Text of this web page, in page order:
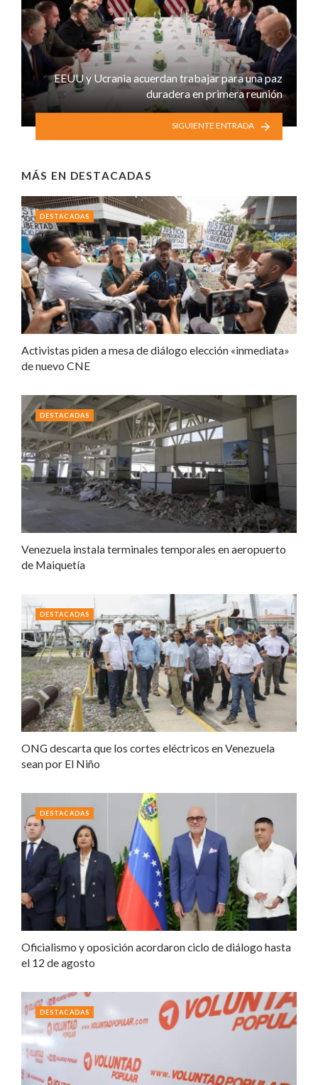
EEUU y Ucrania acuerdan trabajar para una paz
duradera en primera reunión
SIGUIENTE ENTRADA
MÁS EN DESTACADAS
Activistas piden a mesa de diálogo elección «inmediata»
de nuevo CNE
DESTACADAS
Venezuela instala terminales temporales en aeropuerto
de Maiquetía
DESTACADAS
ONG descarta que los cortes eléctricos en Venezuela
sean por El Niño
DESTACADAS
Oficialismo y oposición acordaron ciclo de diálogo hasta
el 12 de agosto
DESTACADAS
DESTACADAS